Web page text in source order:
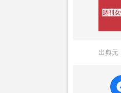
か、女
出典元
k